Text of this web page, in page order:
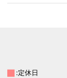
:定休日